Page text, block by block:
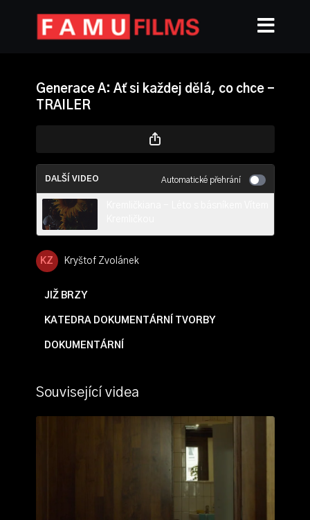
Generace A: Ať si každej dělá, co chce -
TRAILER
DALŠÍ VIDEO Automatické přehrání
Kryštof Zvolánek
JIŽ BRZY
KATEDRA DOKUMENTÁRNÍ TVORBY
DOKUMENTÁRNÍ
Související videa